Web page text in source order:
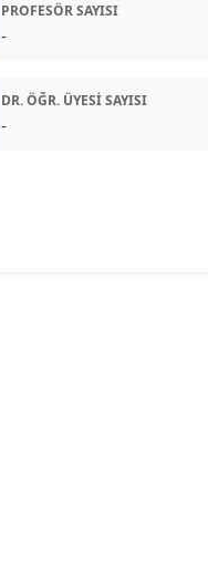
PROFESÖR SAYISI
-
DR. ÖĞR. ÜYESI SAYISI
-